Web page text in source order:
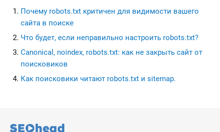
Почему robots.txt критичен для видимости вашего
сайта в поиске
Что будет, если неправильно настроить robots.txt?
Canonical, noindex, robots.txt: как не закрыть сайт от
поисковиков
Как поисковики читают robots.txt и sitemap.